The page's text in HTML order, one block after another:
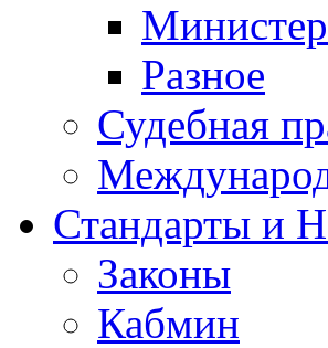
Разное
Судебная
Стандарты и
Законы
Кабмин